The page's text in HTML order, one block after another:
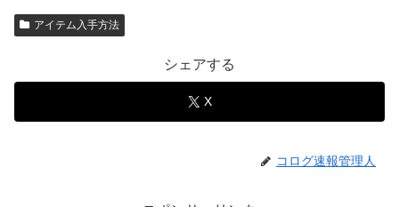
アイテム入手方法
シェアする
X
コログ速報管理人